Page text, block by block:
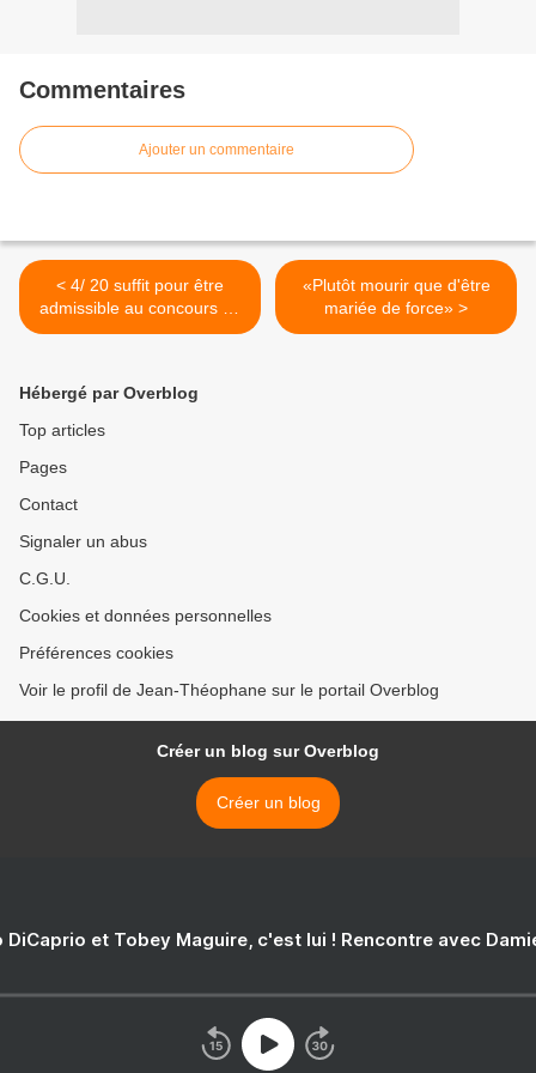
Commentaires
Ajouter un commentaire
< 4/ 20 suffit pour être
admissible au concours de
professeurs des écoles
«Plutôt mourir que d'être
mariée de force» >
Hébergé par Overblog
Top articles
Pages
Contact
Signaler un abus
C.G.U.
Cookies et données personnelles
Préférences cookies
Voir le profil de Jean-Théophane sur le portail Overblog
Créer un blog sur Overblog
Créer un blog
DiCaprio et Tobey Maguire, c'est lui ! Rencontre avec